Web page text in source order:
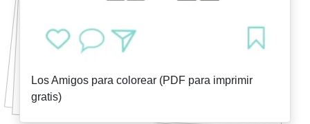
Los Amigos para colorear (PDF para imprimir
gratis)